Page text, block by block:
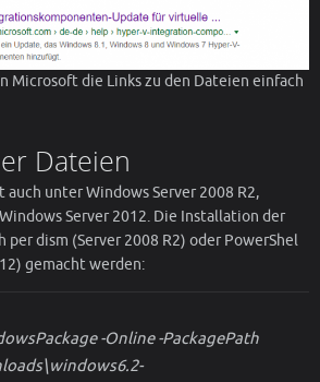
Microsoft die Links zu den Dateien einfach
Dateien
unter Windows Server 2008 R2,
Server 2012. Die Installation der
per dism (Server 2008 R2) oder PowerShel
gemacht werden:
-Online -PackagePath